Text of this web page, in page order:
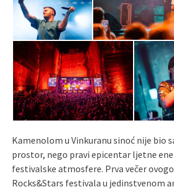
Kamenolom u Vinkuranu sinoć nije bio
prostor, nego pravi epicentar ljetne
festivalske atmosfere. Prva večer
Rocks&Stars festivala u jedinstvenom